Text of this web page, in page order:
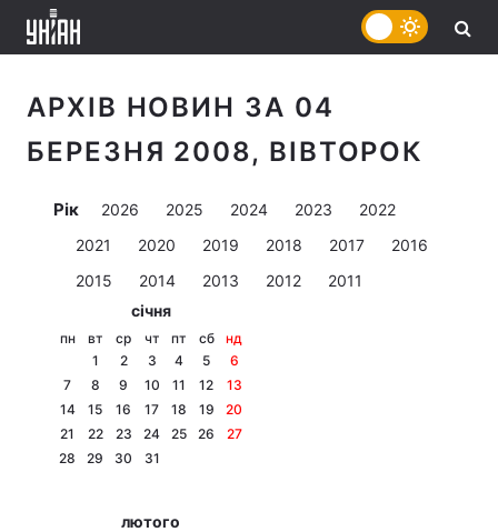
АРХІВ НОВИН ЗА 04
БЕРЕЗНЯ 2008, ВІВТОРОК
Рік 2026 2025 2024 2023
2022
2021
2020 2019 2018 2017
2016
2015
2014 2013 2012
2011
січня
пн вт ср чт пт сб
нд
1
2 3 4 5
6
7
8 9 10 11 12
13
14
15 16 17 18 19
20
21
22 23 24 25 26
27
28
29 30 31
лютого